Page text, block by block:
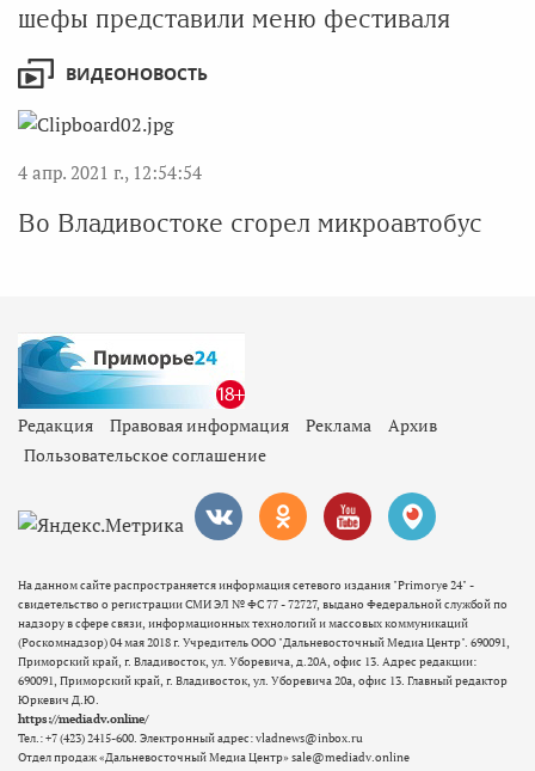
шефы представили меню фестиваля
ВИДЕОНОВОСТЬ
4 апр. 2021 г., 12:54:54
Во Владивостоке сгорел микроавтобус
Редакция Правовая информация Реклама
Архив
Пользовательское соглашение
На данном сайте распространяется информация сетевого издания "Primorye 24" -
свидетельство о регистрации СМИ ЭЛ № ФС 77 - 72727, выдано Федеральной службой по
надзору в сфере связи, информационных технологий и массовых коммуникаций
(Роскомнадзор) 04 мая 2018 г. Учредитель ООО "Дальневосточный Медиа Центр". 690091,
Приморский край, г. Владивосток, ул. Уборевича, д.20А, офис 13. Адрес редакции:
690091, Приморский край, г. Владивосток, ул. Уборевича 20а, офис 13. Главный редактор
Юркевич Д.Ю.
https://mediadv.online/
Тел.: +7 (423) 2415-600. Электронный адрес: vladnews@inbox.ru
Отдел продаж «Дальневосточный Медиа Центр» sale@mediadv.online